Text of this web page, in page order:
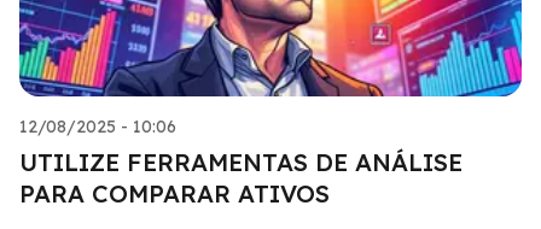
12/08/2025 - 10:06
UTILIZE FERRAMENTAS DE ANÁLISE
PARA COMPARAR ATIVOS